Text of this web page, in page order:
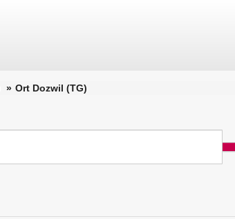
Ort Dozwil (TG)